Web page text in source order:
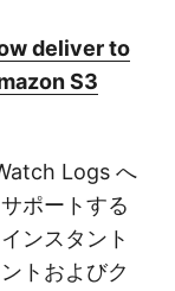
deliver to
S3
Logs へ
ポートする
ンスタント
トおよびク